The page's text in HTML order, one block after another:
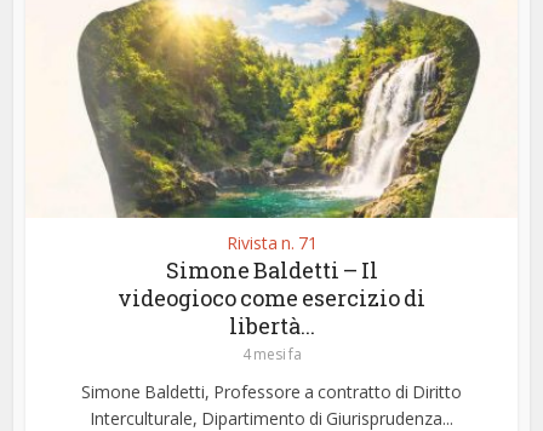
Rivista n. 71
Simone Baldetti – Il
videogioco come esercizio di
libertà...
4 mesi fa
Simone Baldetti, Professore a contratto di Diritto
Interculturale, Dipartimento di Giurisprudenza...